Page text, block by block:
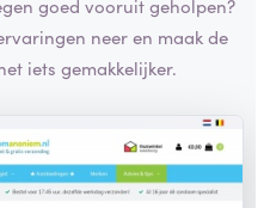
goed vooruit geholpen?
neer en maak de
iets gemakkelijker.